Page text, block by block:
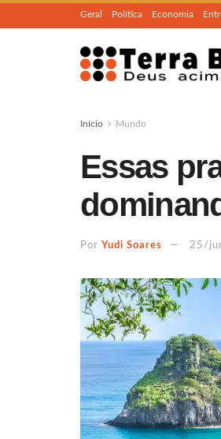
Geral Política Economia
Início Mundo
Essas
Por Yudi Soares 25/